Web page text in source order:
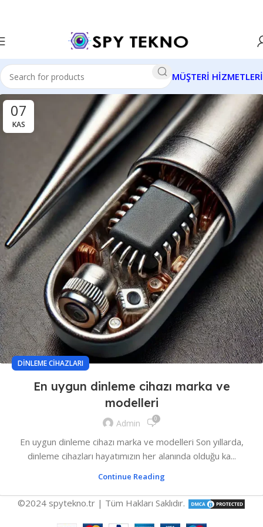
MÜŞTERİ HİZMETLERİ
07
KAS
DINLEME CIHAZLARI
En uygun dinleme cihazı marka ve
modelleri
Admin 0
En uygun dinleme cihazı marka ve modelleri Son yıllarda,
dinleme cihazları hayatımızın her alanında olduğu ka...
Continue Reading
©2024 spytekno.tr | Tüm Hakları Saklıdır.